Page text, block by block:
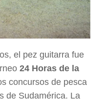
el pez guitarra fue
24 Horas de la
concursos de pesca
de Sudamérica. La